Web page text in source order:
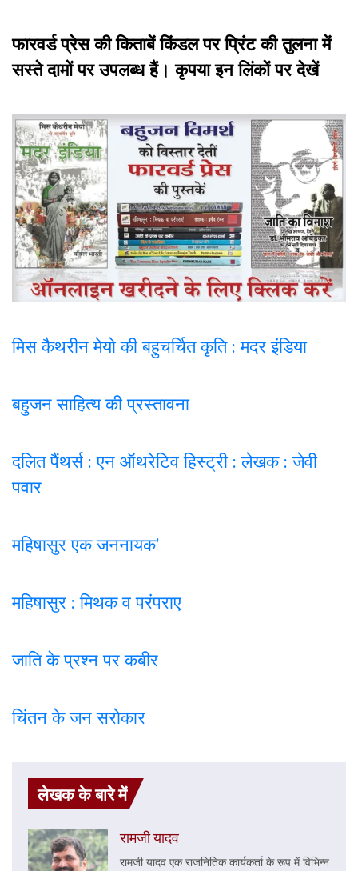
फारवर्ड प्रेस की किताबें किंडल पर प्रिंट की तुलना में
सस्ते दामों पर उपलब्ध हैं। कृपया इन लिंकों पर देखें
मिस कैथरीन मेयो की बहुचर्चित कृति : मदर इंडिया
बहुजन साहित्य की प्रस्तावना
दलित पैंथर्स : एन ऑथरेटिव हिस्ट्री : लेखक : जेवी
पवार
महिषासुर एक जननायक’
महिषासुर : मिथक व परंपराए
जाति के प्रश्न पर कबीर
चिंतन के जन सरोकार
लेखक के बारे में
रामजी यादव
रामजी यादव एक राजनितिक कार्यकर्ता के रूप में विभिन्न